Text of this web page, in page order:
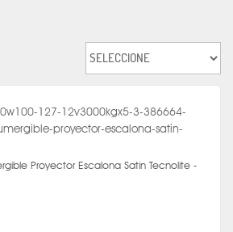
Proyector Escalona Satin Tecnolite -